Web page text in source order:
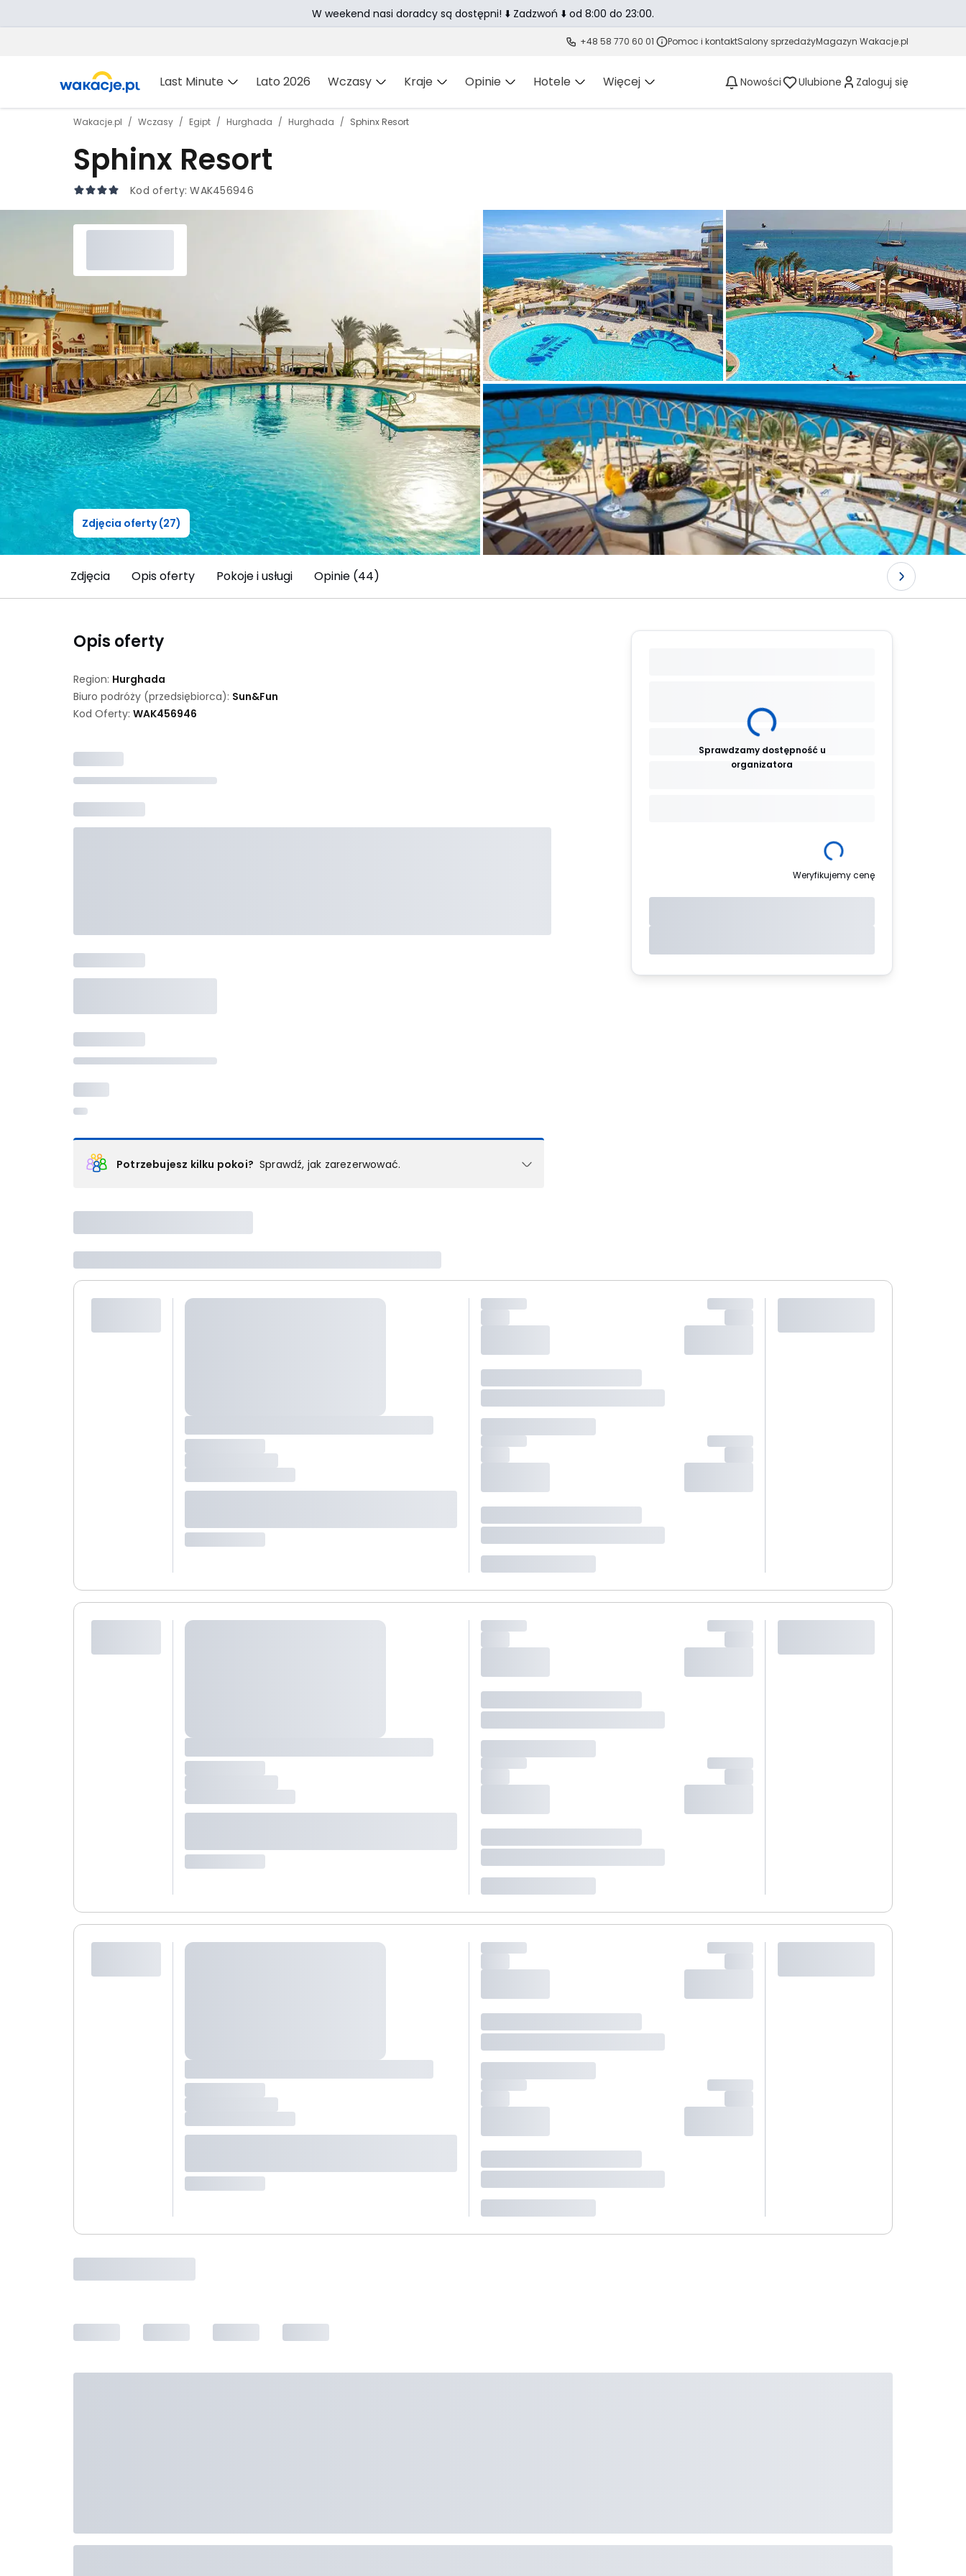
+48 58 770 60 01 Pomoc i kontaktSalony sprzedażyMagazyn Wakacje.pl
Last Minute Lato 2026 Wczasy Kraje Opinie Hotele Więcej Nowości Ulubione Zaloguj się
Wakacje.pl Wczasy Egipt Hurghada Hurghada Sphinx Resort
Sphinx Resort
Kod oferty:WAK456946
Zdjęcia oferty (27)
Zdjęcia Opis oferty Pokoje i usługi Opinie (44)
Opis oferty
Region: Hurghada
Biuro podróży (przedsiębiorca): Sun&Fun
Kod Oferty: WAK456946
Potrzebujesz kilku pokoi? Sprawdź, jak zarezerwować.
Wybierz jedną z ofert z listy i zarezerwuj ją. Zrób oddzielne rezerwacje dla każdego kolejnego pokoju
lubskontaktuj się z nami,by złożyć zamówienie u naszego doradcy.
Maksymalna liczba uczestników
Jeśli nie możesz dodać kolejnych osób, osiągnąłeś(-aś) maksymalny limit dla 1 pokoju.
Sprawdzamy dostępność u
organizatora
Weryfikujemy cenę
W weekend nasi doradcy są dostępni! ⬇️ Zadzwoń ⬇️ od 8:00 do 23:00.